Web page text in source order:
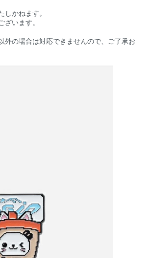
かねます。
います。
外の場合は対応できませんので、ご了承お